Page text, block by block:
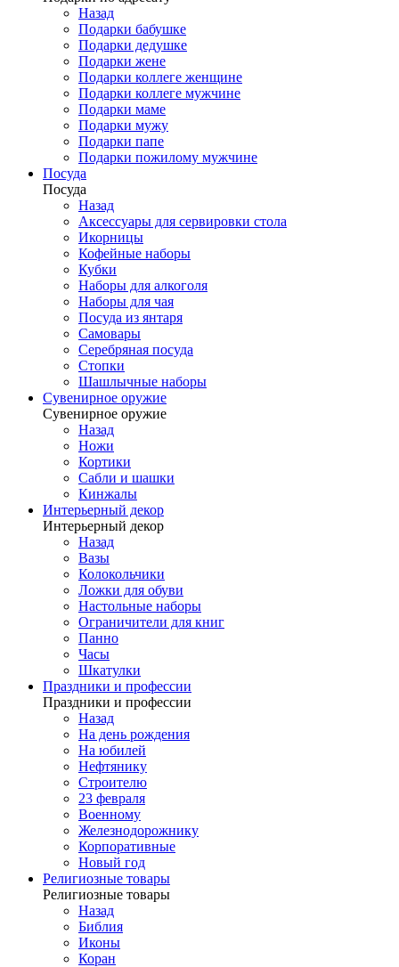
Назад
Подарки бабушке
Подарки дедушке
Подарки жене
Подарки коллеге женщине
Подарки коллеге мужчине
Подарки маме
Подарки мужу
Подарки папе
Подарки пожилому мужчине
Посуда
Посуда
Назад
Аксессуары для сервировки стола
Икорницы
Кофейные наборы
Кубки
Наборы для алкоголя
Наборы для чая
Посуда из янтаря
Самовары
Серебряная посуда
Стопки
Шашлычные наборы
Сувенирное оружие
Сувенирное оружие
Назад
Ножи
Кортики
Сабли и шашки
Кинжалы
Интерьерный декор
Интерьерный декор
Назад
Вазы
Колокольчики
Ложки для обуви
Настольные наборы
Ограничители для книг
Панно
Часы
Шкатулки
Праздники и профессии
Праздники и профессии
Назад
На день рождения
На юбилей
Нефтянику
Строителю
23 февраля
Военному
Железнодорожнику
Корпоративные
Новый год
Религиозные товары
Религиозные товары
Назад
Библия
Иконы
Коран